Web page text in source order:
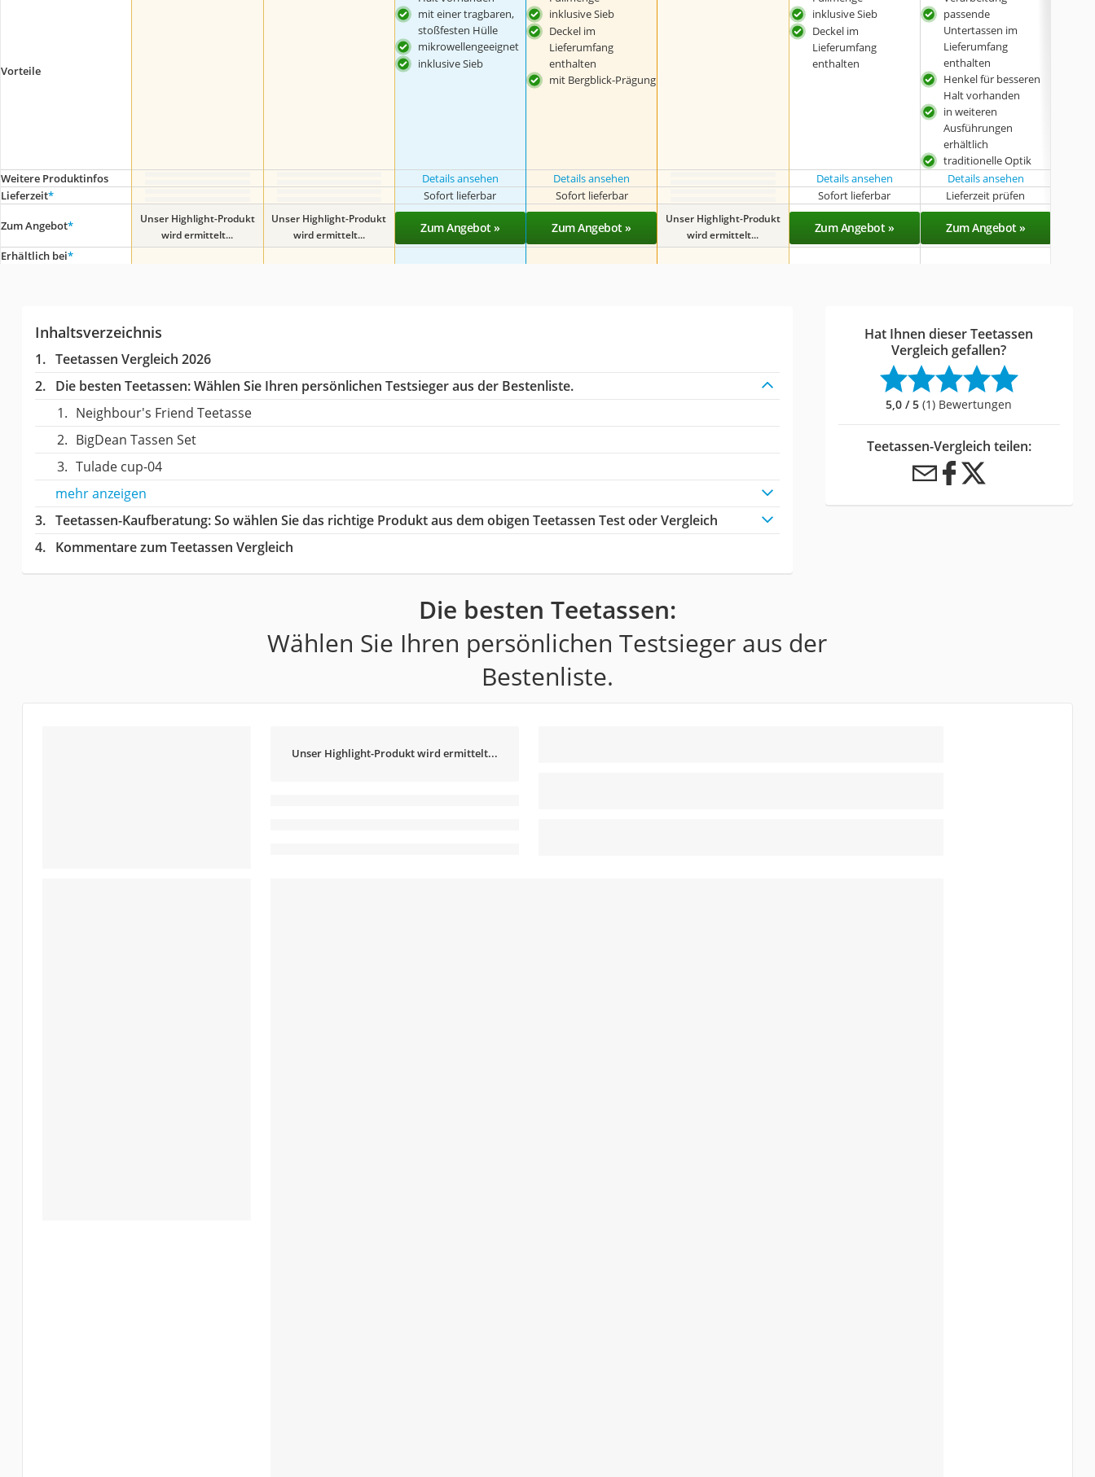
Vorteile
mit einer tragbaren,
stoßfesten Hülle
mikrowellengeeignet
inklusive Sieb
inklusive Sieb
Deckel im
Lieferumfang
enthalten
mit Bergblick-Prägung
inklusive Sieb
Deckel im
Lieferumfang
enthalten
passende
Untertassen im
Lieferumfang
enthalten
Henkel für besseren
Halt vorhanden
in weiteren
Ausführungen
erhältlich
traditionelle Optik
Weitere Produktinfos Details ansehen Details ansehen Details ansehen
Details ansehen
Lieferzeit* Sofort lieferbar Sofort lieferbar Sofort lieferbar Lieferzeit prüfen
Zum Angebot*
Unser Highlight-Produkt
wird ermittelt...
Unser Highlight-Produkt
wird ermittelt...
Zum Angebot » Zum Angebot »
Unser Highlight-Produkt
wird ermittelt...
Zum Angebot » Zum Angebot »
Erhältlich bei*
Inhaltsverzeichnis
Teetassen Vergleich 2026
Die besten Teetassen:Wählen Sie Ihren persönlichen Testsieger aus der Bestenliste.
Neighbour's Friend Teetasse
BigDean Tassen Set
Tulade cup-04
mehr anzeigen
Teetassen-Kaufberatung: So wählen Sie das richtige Produkt aus dem obigen Teetassen Test oder Vergleich
Kommentare zum Teetassen Vergleich
Hat Ihnen dieser Teetassen
Vergleich gefallen?
5,0 / 5 (1) Bewertungen
Teetassen-Vergleich teilen:
Die besten Teetassen:
Wählen Sie Ihren persönlichen Testsieger aus der
Bestenliste.
Unser Highlight-Produkt wird ermittelt...